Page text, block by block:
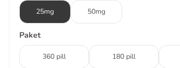
25mg 50mg
Paket
360 pill 180 pill